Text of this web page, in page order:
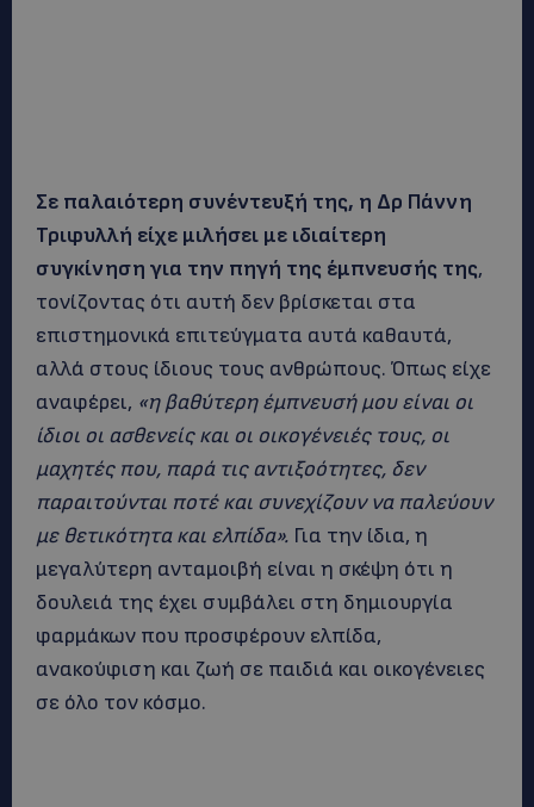
Σε παλαιότερη συνέντευξή της, η Δρ Πάννη
Τριφυλλή είχε μιλήσει με ιδιαίτερη
συγκίνηση για την πηγή της έμπνευσής της,
τονίζοντας ότι αυτή δεν βρίσκεται στα
επιστημονικά επιτεύγματα αυτά καθαυτά,
αλλά στους ίδιους τους ανθρώπους. Όπως είχε
αναφέρει, «η βαθύτερη έμπνευσή μου είναι οι
ίδιοι οι ασθενείς και οι οικογένειές τους, οι
μαχητές που, παρά τις αντιξοότητες, δεν
παραιτούνται ποτέ και συνεχίζουν να παλεύουν
με θετικότητα και ελπίδα». Για την ίδια, η
μεγαλύτερη ανταμοιβή είναι η σκέψη ότι η
δουλειά της έχει συμβάλει στη δημιουργία
φαρμάκων που προσφέρουν ελπίδα,
ανακούφιση και ζωή σε παιδιά και οικογένειες
σε όλο τον κόσμο.